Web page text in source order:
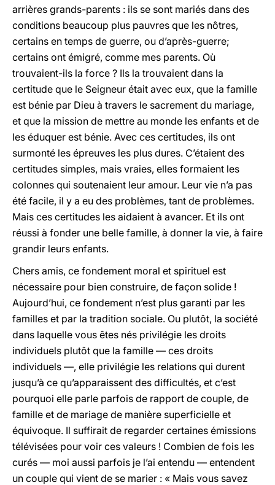
arrières grands-parents : ils se sont mariés dans des
conditions beaucoup plus pauvres que les nôtres,
certains en temps de guerre, ou d’après-guerre;
certains ont émigré, comme mes parents. Où
trouvaient-ils la force ? Ils la trouvaient dans la
certitude que le Seigneur était avec eux, que la famille
est bénie par Dieu à travers le sacrement du mariage,
et que la mission de mettre au monde les enfants et de
les éduquer est bénie. Avec ces certitudes, ils ont
surmonté les épreuves les plus dures. C’étaient des
certitudes simples, mais vraies, elles formaient les
colonnes qui soutenaient leur amour. Leur vie n’a pas
été facile, il y a eu des problèmes, tant de problèmes.
Mais ces certitudes les aidaient à avancer. Et ils ont
réussi à fonder une belle famille, à donner la vie, à faire
grandir leurs enfants.
Chers amis, ce fondement moral et spirituel est
nécessaire pour bien construire, de façon solide !
Aujourd’hui, ce fondement n’est plus garanti par les
familles et par la tradition sociale. Ou plutôt, la société
dans laquelle vous êtes nés privilégie les droits
individuels plutôt que la famille — ces droits
individuels —, elle privilégie les relations qui durent
jusqu’à ce qu’apparaissent des difficultés, et c’est
pourquoi elle parle parfois de rapport de couple, de
famille et de mariage de manière superficielle et
équivoque. Il suffirait de regarder certaines émissions
télévisées pour voir ces valeurs ! Combien de fois les
curés — moi aussi parfois je l’ai entendu — entendent
un couple qui vient de se marier : « Mais vous savez